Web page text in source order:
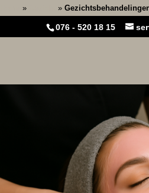
» »
076 - 520 18 15